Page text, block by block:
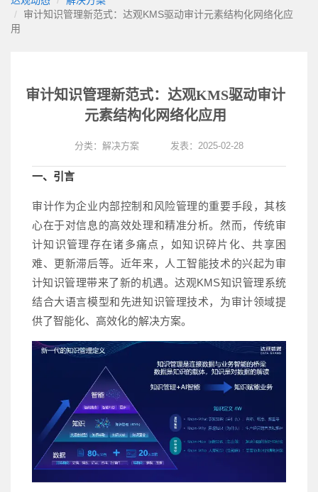
审计知识管理新范式：达观KMS驱动审计元素结构化网络化应
用
审计知识管理新范式：达观KMS驱动审计
元素结构化网络化应用
分类： 解决方案 发表：2025-02-28
一、引言
审计作为企业内部控制和风险管理的重要手段，其核
心在于对信息的高效处理和精准分析。然而，传统审
计知识管理存在诸多痛点，如知识碎片化、共享困
难、更新滞后等。近年来，人工智能技术的兴起为审
计知识管理带来了新的机遇。达观KMS知识管理系统
结合大语言模型和先进知识管理技术，为审计领域提
供了智能化、高效化的解决方案。